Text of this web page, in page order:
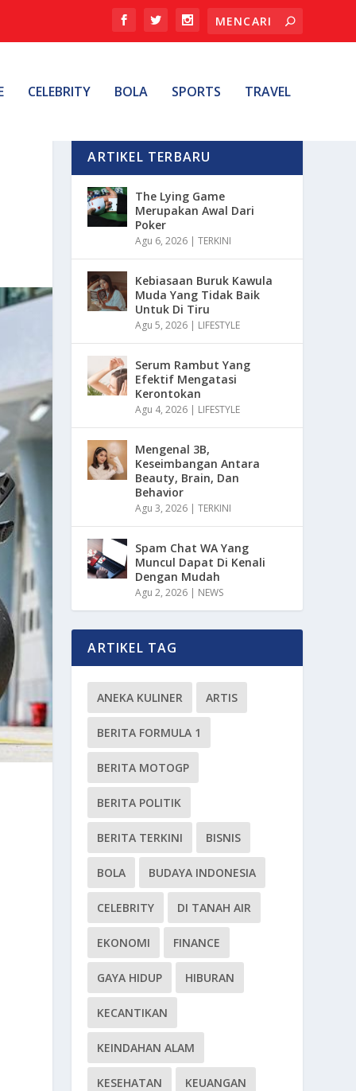
CELEBRITY BOLA SPORTS TRAVEL
ARTIKEL TERBARU
The Lying Game
Merupakan Awal Dari
Poker
Agu 6, 2026 |TERKINI
Kebiasaan Buruk Kawula
Muda Yang Tidak Baik
Untuk Di Tiru
Agu 5, 2026 | LIFESTYLE
Serum Rambut Yang
Efektif Mengatasi
Kerontokan
Agu 4, 2026 | LIFESTYLE
Mengenal 3B,
Keseimbangan Antara
Beauty, Brain, Dan
Behavior
Agu 3, 2026 |TERKINI
Spam Chat WA Yang
Muncul Dapat Di Kenali
Dengan Mudah
Agu 2, 2026 | NEWS
ARTIKEL TAG
ANEKA KULINER ARTIS
BERITA FORMULA 1
BERITA MOTOGP
BERITA POLITIK
BERITA TERKINI BISNIS
BOLA BUDAYA INDONESIA
CELEBRITY DI TANAH AIR
EKONOMI FINANCE
GAYA HIDUP HIBURAN
KECANTIKAN
KEINDAHAN ALAM
KESEHATAN KEUANGAN